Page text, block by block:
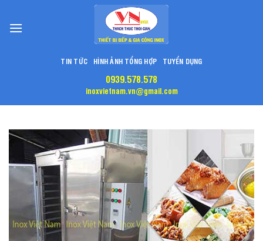
content
TIN TỨC HÌNH ẢNH TỔNG HỢP TUYỂN DỤNG
0939.578.578
inoxvietnam.vn@gmail.com